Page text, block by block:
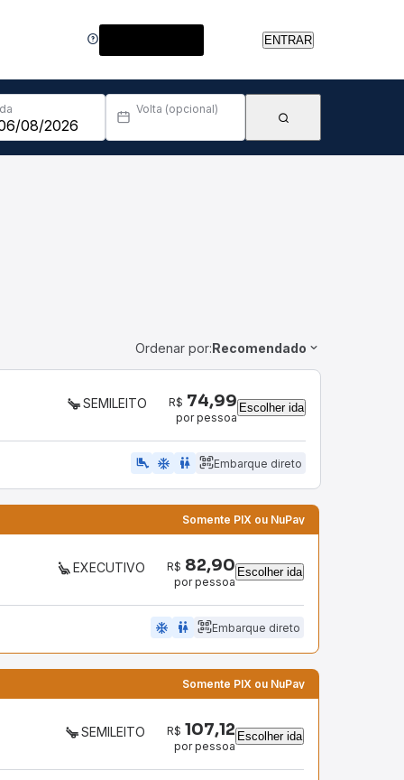
ENTRAR
Volta (opcional)
Ordenar por:Recomendado
SEMILEITO R$ 74,99
por pessoa
Escolher ida
airline_seat_legroom_extra ac_unit WC Embarque direto
Somente PIX ou NuPay
EXECUTIVO R$ 82,90
por pessoa
Escolher ida
ac_unit wc Embarque direto
Somente PIX ou NuPay
SEMILEITO R$ 107,12
por pessoa
Escolher ida